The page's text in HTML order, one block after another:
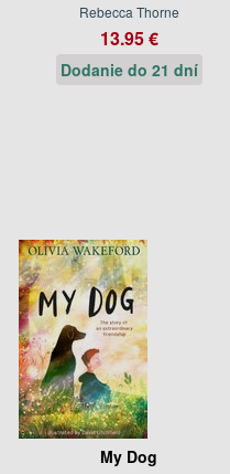
Rebecca Thorne
13.95 €
Dodanie do 21 dní
My Dog